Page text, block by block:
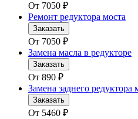
От 7050 ₽
Ремонт редуктора моста
Заказать
От 7050 ₽
Замена масла в редукторе
Заказать
От 890 ₽
Замена заднего редуктора
Заказать
От 5460 ₽